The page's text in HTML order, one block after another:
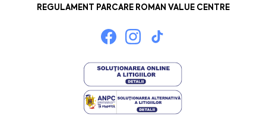
REGULAMENT PARCARE ROMAN VALUE CENTRE